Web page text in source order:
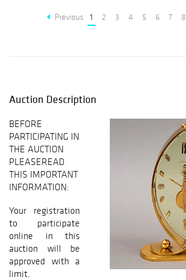
Previous 1 2 3 4 5 6 7 8
Auction Description
BEFORE
PARTICIPATING IN
THE AUCTION
PLEASEREAD
THIS IMPORTANT
INFORMATION:
Your registration
to participate
online in this
auction will be
approved with a
limit.